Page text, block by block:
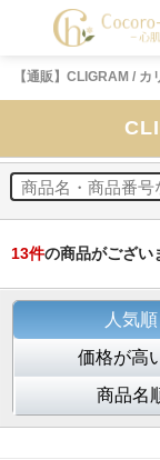
【通販】CLIGRAM / カ
13件の商品がござい
人気順
価格が高
商品名